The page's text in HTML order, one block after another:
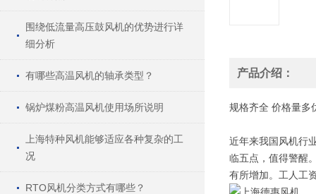
围绕低流量高压鼓风机的优势进行详
细分析
有哪些高温风机的轴承类型？
锅炉煤粉高温风机使用场所说明
上海特种风机能够适应各种复杂的工
况
RTO风机分类方式有哪些？
产品介绍：
规格齐全 价格量多
近年来我国风机行
临五点，值得警醒
有所增加。工人工